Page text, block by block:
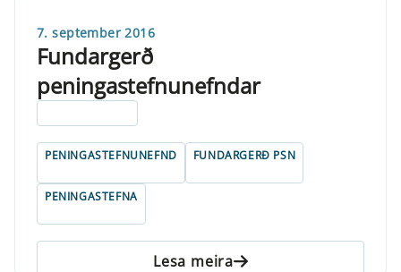
7. september 2016
Fundargerð
peningastefnunefndar
PENINGASTEFNUNEFND FUNDARGERÐ PSN
PENINGASTEFNA
Lesa meira